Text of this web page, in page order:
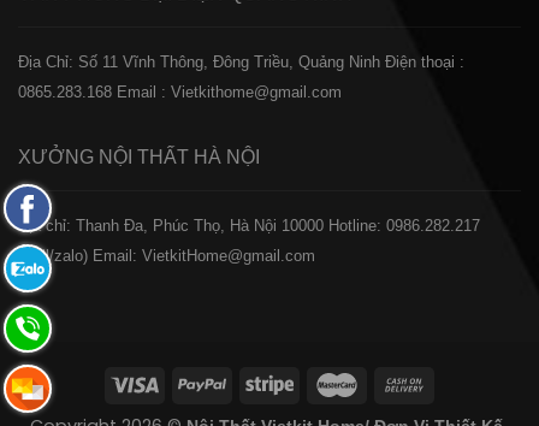
Địa Chỉ: Số 11 Vĩnh Thông, Đông Triều, Quảng Ninh Điện thoại :
0865.283.168 Email : Vietkithome@gmail.com
XƯỞNG NỘI THẤT HÀ NỘI
️Địa chỉ: Thanh Đa, Phúc Thọ, Hà Nội 10000 Hotline: 0986.282.217
(Call/zalo) Email: VietkitHome@gmail.com
Fanpage
Facebook
Zalo:
0865.283.168
Hotline:
0865.283.168
Hotline: